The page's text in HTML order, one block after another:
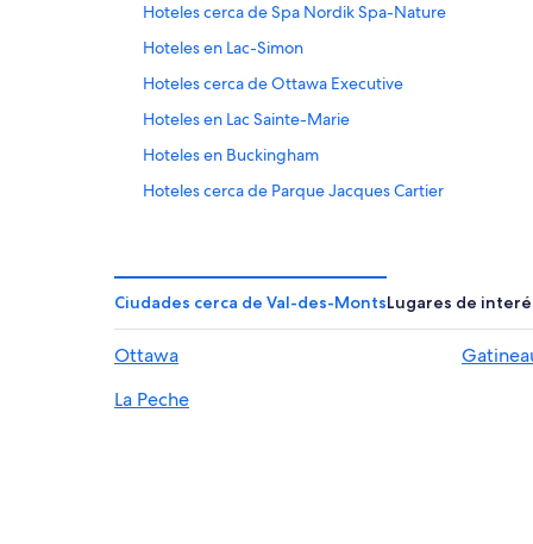
Hoteles cerca de Spa Nordik Spa-Nature
Hoteles en Lac-Simon
Hoteles cerca de Ottawa Executive
Hoteles en Lac Sainte-Marie
Hoteles en Buckingham
Hoteles cerca de Parque Jacques Cartier
Apartamentos en Gatineau
Hoteles con spa en Gatineau
Hoteles con desayuno incluido en Gatineau
Hoteles en Gatineau
Ciudades cerca de Val-des-MontsLugares de
Ottawa
La Peche